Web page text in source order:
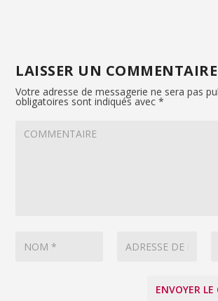
LAISSER UN COMMENTAIRE
Votre adresse de messagerie ne sera pas
obligatoires sont indiqués avec*